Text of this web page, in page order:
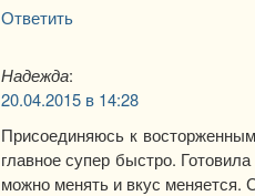
Ответить
Надежда:
20.04.2015 в 14:28
Присоединяюсь к
главное супер быстро.
можно менять и вкус меняется.